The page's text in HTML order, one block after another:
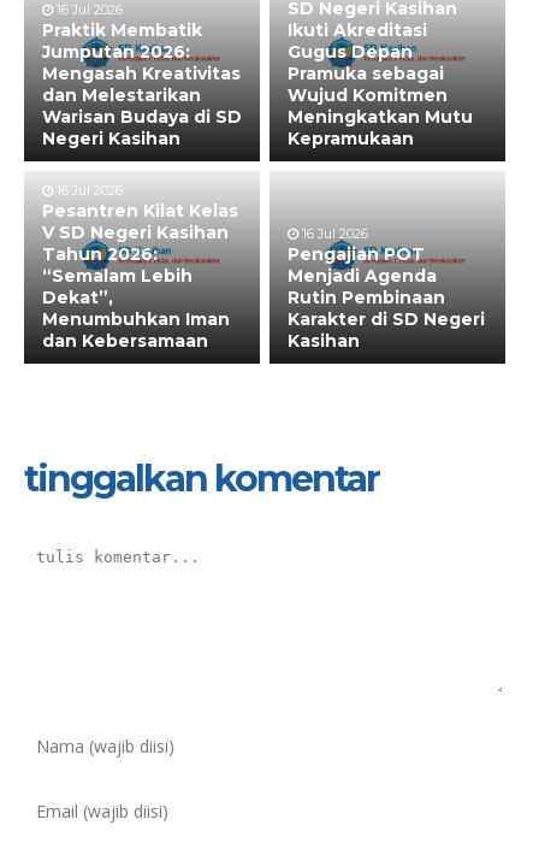
16 Jul 2026
Praktik Membatik
Jumputan 2026:
Mengasah Kreativitas
dan Melestarikan
Warisan Budaya di SD
Negeri Kasihan
SD Negeri Kasihan
Ikuti Akreditasi
Gugus Depan
Pramuka sebagai
Wujud Komitmen
Meningkatkan Mutu
Kepramukaan
16 Jul 2026
Pesantren Kilat Kelas
V SD Negeri Kasihan
Tahun 2026:
“Semalam Lebih
Dekat”,
Menumbuhkan Iman
dan Kebersamaan
16 Jul 2026
Pengajian POT
Menjadi Agenda
Rutin Pembinaan
Karakter di SD Negeri
Kasihan
tinggalkan komentar